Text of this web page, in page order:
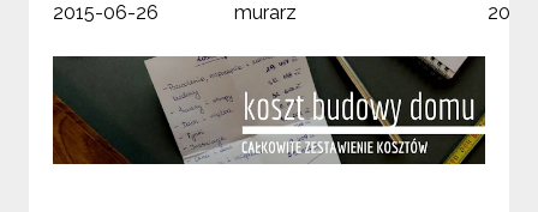
2015-06-26
murarz